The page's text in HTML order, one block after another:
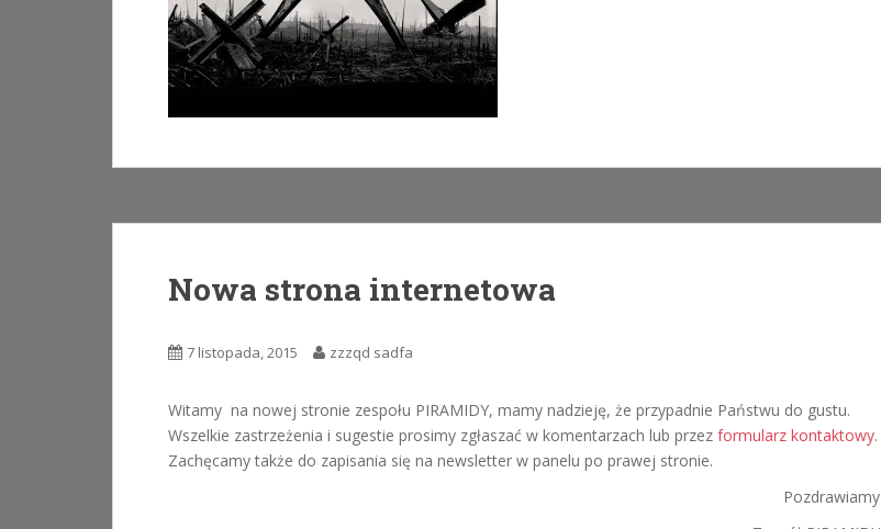
Nowa strona internetowa
7 listopada, 2015 zzzqd sadfa
Witamy na nowej stronie zespołu PIRAMIDY, mamy nadzieję, że przypadnie Państwu do gustu.
Wszelkie zastrzeżenia i sugestie prosimy zgłaszać w komentarzach lub przez formularz kontaktowy.
Zachęcamy także do zapisania się na newsletter w panelu po prawej stronie.
Pozdrawiamy